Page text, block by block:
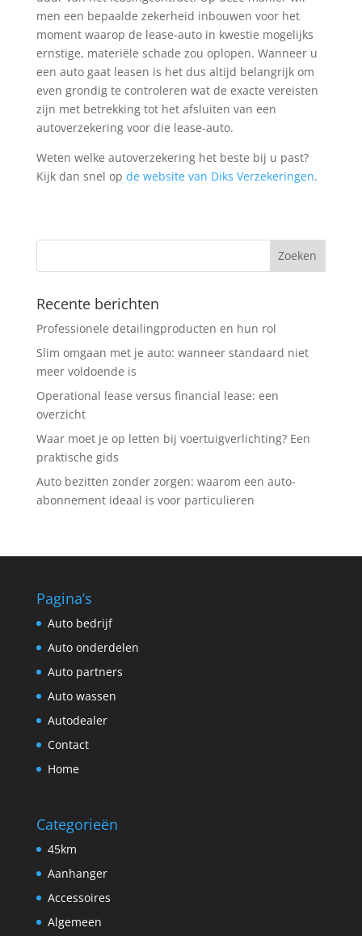
men een bepaalde zekerheid inbouwen voor het
moment waarop de lease-auto in kwestie mogelijks
ernstige, materiële schade zou oplopen. Wanneer u
een auto gaat leasen is het dus altijd belangrijk om
even grondig te controleren wat de exacte vereisten
zijn met betrekking tot het afsluiten van een
autoverzekering voor die lease-auto.
Weten welke autoverzekering het beste bij u past?
Kijk dan snel op de website van Diks Verzekeringen.
Recente berichten
Professionele detailingproducten en hun rol
Slim omgaan met je auto: wanneer standaard niet
meer voldoende is
Operational lease versus financial lease: een
overzicht
Waar moet je op letten bij voertuigverlichting? Een
praktische gids
Auto bezitten zonder zorgen: waarom een auto-
abonnement ideaal is voor particulieren
Pagina’s
Auto bedrijf
Auto onderdelen
Auto partners
Auto wassen
Autodealer
Contact
Home
Categorieën
45km
Aanhanger
Accessoires
Algemeen